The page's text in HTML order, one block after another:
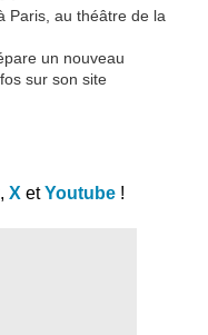
Paris, au théâtre de la
un nouveau
sur son site
, X etYoutube !